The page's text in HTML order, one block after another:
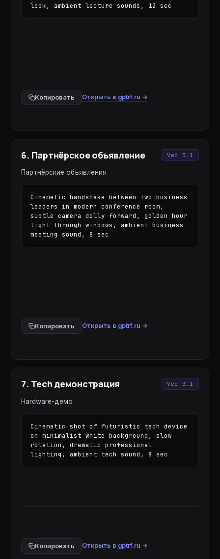
look, ambient lecture sounds, 12 sec
Копировать Открыть в gptrf.ru →
6. Партнёрское объявление Veo 3.1
Партнёрские объявления
Cinematic handshake between two business
leaders in modern conference room,
subtle camera dolly forward, golden hour
light through windows, ambient business
meeting sound, 8 sec
Копировать Открыть в gptrf.ru →
7. Tech демонстрация Veo 3.1
Hardware-демо
Cinematic shot of futuristic tech device
on minimalist white background, slow
rotation, dramatic professional
lighting, ambient tech sound, 8 sec
Копировать Открыть в gptrf.ru →